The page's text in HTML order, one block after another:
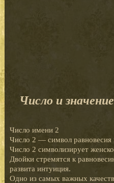
Число и
Число имени 2
Число 2 — символ равновесия
Число 2 символизирует
Двойки стремятся к
развита интуиция.
Одно из самых важных